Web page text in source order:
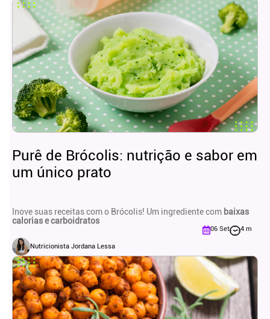
Purê de Brócolis: nutrição e sabor em
um único prato
Inove suas receitas com o Brócolis! Um ingrediente com baixas
calorias e carboidratos
Nutricionista Jordana Lessa
06 Set 4 m